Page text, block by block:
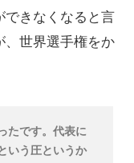
できなくなると言
、世界選手権をか
たです。代表に
いう圧というか